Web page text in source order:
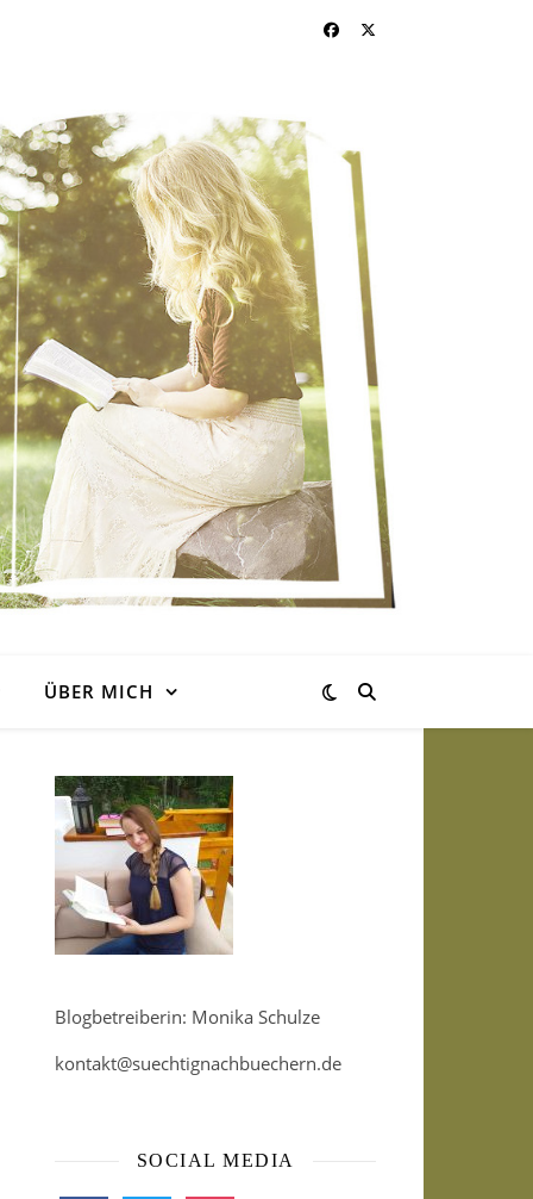
ÜBER MICH
Blogbetreiberin: Monika Schulze
kontakt@suechtignachbuechern.de
SOCIAL MEDIA